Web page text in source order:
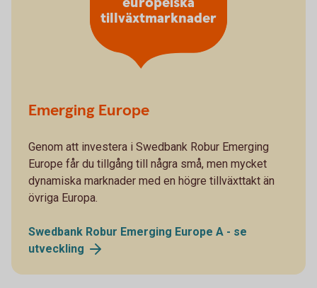
Emerging Europe
Genom att investera i Swedbank Robur Emerging
Europe får du tillgång till några små, men mycket
dynamiska marknader med en högre tillväxttakt än
övriga Europa.
Swedbank Robur Emerging Europe A - se
utveckling
tillväxtmarknader